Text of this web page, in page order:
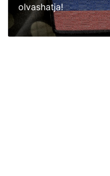
olvashatja!